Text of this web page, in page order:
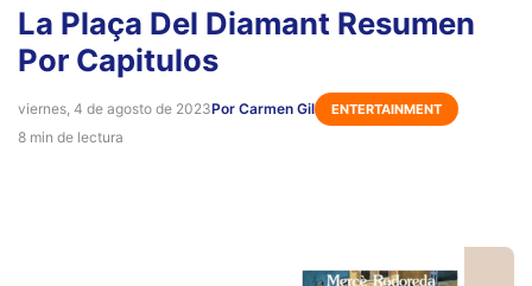
La Plaça Del Diamant Resumen
Por Capitulos
viernes, 4 de agosto de 2023Por Carmen Gil ENTERTAINMENT
8 min de lectura